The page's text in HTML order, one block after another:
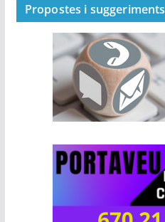
Propostes i suggeriments